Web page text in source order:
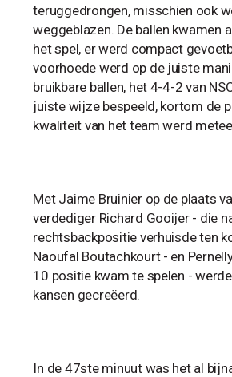
teruggedrongen, misschien ook
weggeblazen. De ballen kwamen
het spel, er werd compact
voorhoede werd op de juiste
bruikbare ballen, het 4-4-2 van
juiste wijze bespeeld, kortom de
kwaliteit van het team werd
Met Jaime Bruinier op de plaats
verdediger Richard Gooijer - die
rechtsbackpositie verhuisde ten
Naoufal Boutachkourt - en
10 positie kwam te spelen -
kansen gecreëerd.
In de 47ste minuut was het al